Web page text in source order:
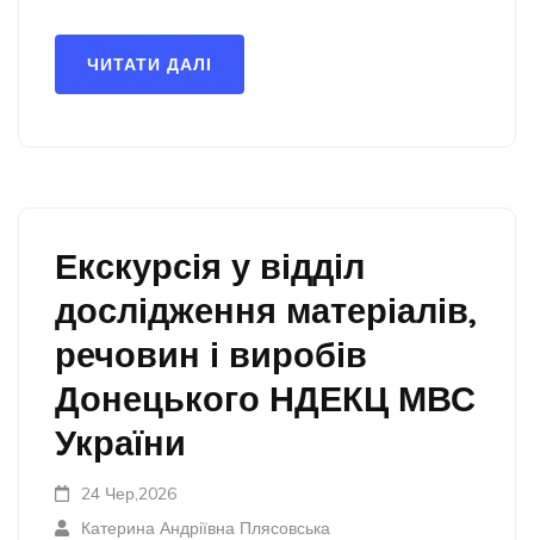
ЧИТАТИ ДАЛІ
Екскурсія у відділ
дослідження матеріалів,
речовин і виробів
Донецького НДЕКЦ МВС
України
24 Чер,2026
Катерина Андріївна Плясовська